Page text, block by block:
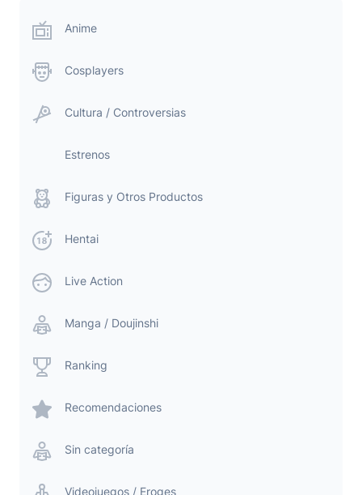
Anime
Cosplayers
Cultura / Controversias
Estrenos
Figuras y Otros Productos
Hentai
Live Action
Manga / Doujinshi
Ranking
Recomendaciones
Sin categoría
Videojuegos / Eroges